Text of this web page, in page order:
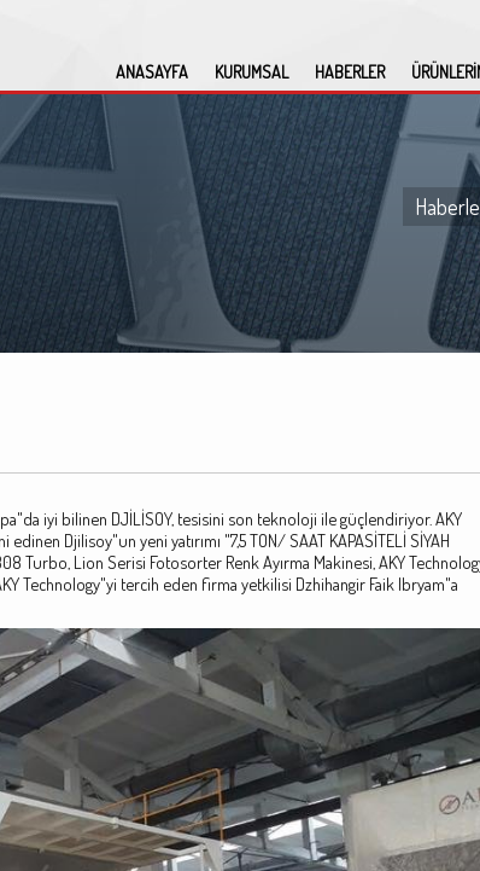
ANASAYFA KURUMSAL HABERLER
iyi bilinen DJİLİSOY, tesisini son teknoloji ile güçlendiriyor. AKY
Djilisoy"un yeni yatırımı "7,5 TON/ SAAT KAPASİTELİ SİYAH
Turbo, Lion Serisi Fotosorter Renk Ayırma Makinesi, AKY
Technology"yi tercih eden firma yetkilisi Dzhihangir Faik Ibryam"a